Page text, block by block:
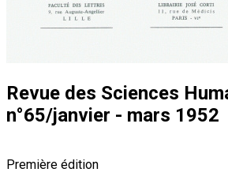
Revue des Sciences
n°65/janvier - mars 1952
Première édition